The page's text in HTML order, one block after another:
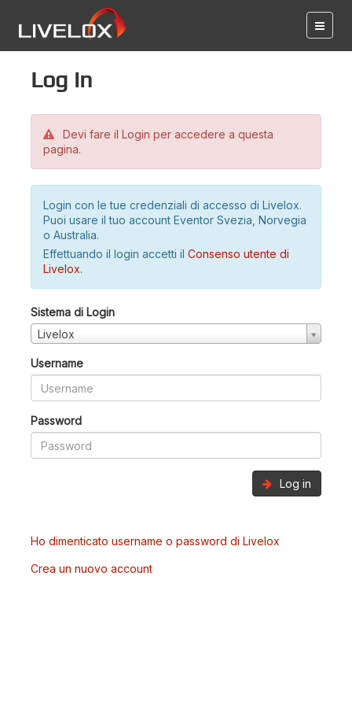
Log in
Devi fare il Login per accedere a questa
pagina.
Login con le tue credenziali di accesso di Livelox.
Puoi usare il tuo account Eventor Svezia, Norvegia
o Australia.
Effettuando il login accetti il Consenso utente di
Livelox.
Sistema di Login
Livelox
Username
Password
Log in
Ho dimenticato username o password di Livelox
Crea un nuovo account